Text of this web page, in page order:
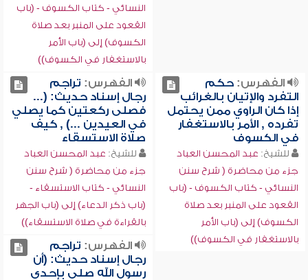
النسائي - كتاب الكسوف - (باب
القعود على المنبر بعد صلاة
الكسوف) إلى (باب الأمر
بالاستغفار في الكسوف))
الفهرس:حكم
التفرد والإتيان بالغرائب
إذا كان الراوي ممن يحتمل
تفرده , الأمر بالاستغفار
في الكسوف
للشيخ: عبد المحسن العباد
جزء من محاضرة ( شرح سنن
النسائي - كتاب الكسوف - (باب
القعود على المنبر بعد صلاة
الكسوف) إلى (باب الأمر
بالاستغفار في الكسوف))
الفهرس: تراجم
رجال إسناد حديث: (...
فصلى ركعتين كما يصلي
في العيدين ...) , كيف
صلاة الاستسقاء
للشيخ: عبد المحسن العباد
جزء من محاضرة ( شرح سنن
النسائي - كتاب الاستسقاء -
(باب ذكر الدعاء) إلى (باب الجهر
بالقراءة في صلاة الاستسقاء))
الفهرس: تراجم
رجال إسناد حديث: (أن
رسول الله صلى بإحدى